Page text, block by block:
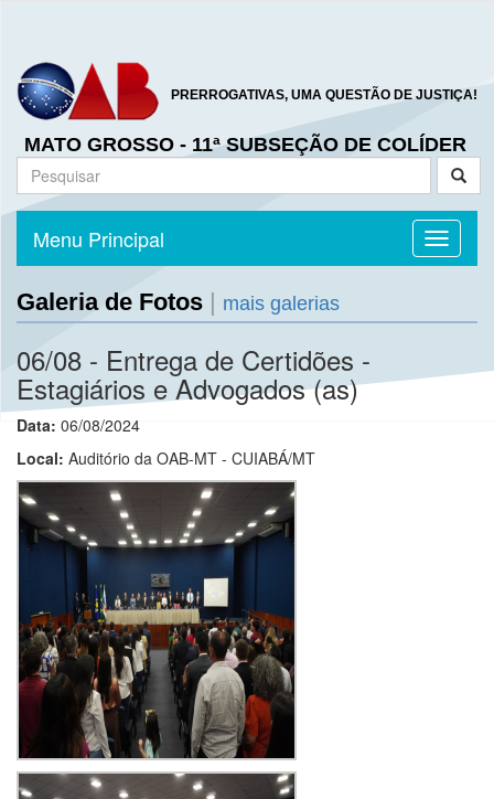
PRERROGATIVAS, UMA QUESTÃO DE JUSTIÇA!
MATO GROSSO - 11ª SUBSEÇÃO DE COLÍDER
Toggle
Menu Principal
Galeria de Fotos mais galerias
06/08 - Entrega de Certidões -
Estagiários e Advogados (as)
Data: 06/08/2024
Local: Auditório da OAB-MT - CUIABÁ/MT